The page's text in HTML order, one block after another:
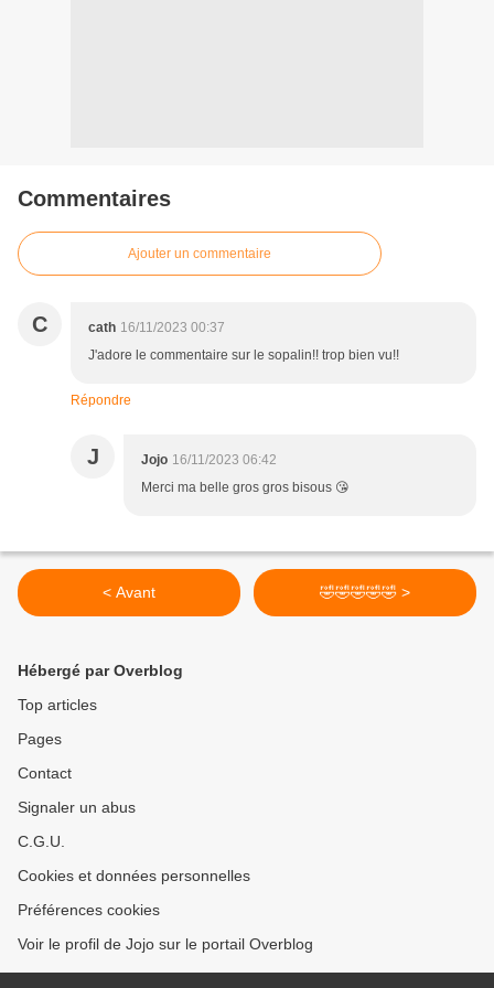
Commentaires
Ajouter un commentaire
C cath 16/11/2023 00:37
J'adore le commentaire sur le sopalin!! trop bien vu!!
Répondre
J Jojo 16/11/2023 06:42
Merci ma belle gros gros bisous 😘
< Avant 🤣🤣🤣🤣🤣 >
Hébergé par Overblog
Top articles
Pages
Contact
Signaler un abus
C.G.U.
Cookies et données personnelles
Préférences cookies
Voir le profil de Jojo sur le portail Overblog